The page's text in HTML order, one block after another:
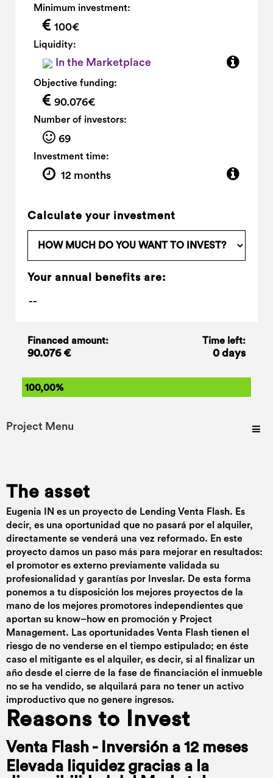
Minimum investment:
100€
Liquidity:
In the Marketplace
Objective funding:
90.076€
Number of investors:
69
Investment time:
12 months
Calculate your investment
Your annual benefits are:
Financed amount:
90.076 €
Time left:
0 days
100,00%
Project Menu
The asset
Eugenia IN es un proyecto de Lending Venta Flash. Es
decir, es una oportunidad que no pasará por el alquiler,
directamente se venderá una vez reformado. En este
proyecto damos un paso más para mejorar en resultados:
el promotor es externo previamente validada su
profesionalidad y garantías por Inveslar. De esta forma
ponemos a tu disposición los mejores proyectos de la
mano de los mejores promotores independientes que
aportan su know–how en promoción y Project
Management. Las oportunidades Venta Flash tienen el
riesgo de no venderse en el tiempo estipulado; en éste
caso el mitigante es el alquiler, es decir, si al finalizar un
año desde el cierre de la fase de financiación el inmueble
no se ha vendido, se alquilará para no tener un activo
improductivo que no genere ingresos.
Reasons to Invest
Venta Flash - Inversión a 12 meses
Elevada liquidez gracias a la